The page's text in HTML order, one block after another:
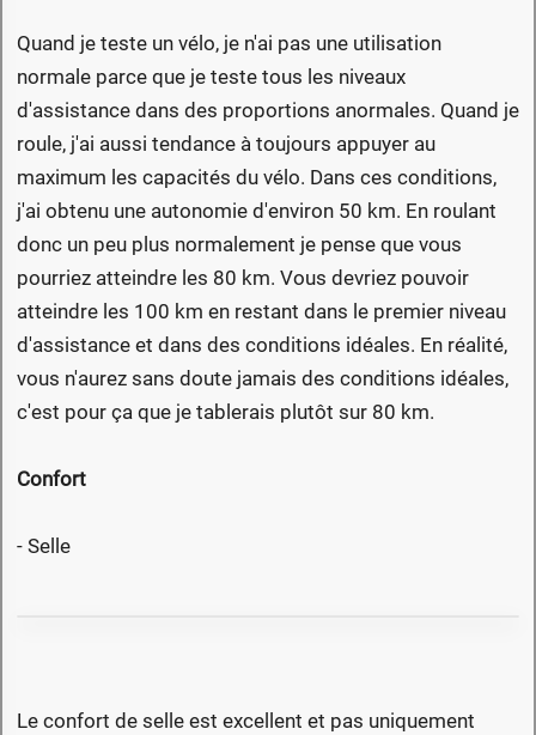
Quand je teste un vélo, je n'ai pas une utilisation
normale parce que je teste tous les niveaux
d'assistance dans des proportions anormales. Quand je
roule, j'ai aussi tendance à toujours appuyer au
maximum les capacités du vélo. Dans ces conditions,
j'ai obtenu une autonomie d'environ 50 km. En roulant
donc un peu plus normalement je pense que vous
pourriez atteindre les 80 km. Vous devriez pouvoir
atteindre les 100 km en restant dans le premier niveau
d'assistance et dans des conditions idéales. En réalité,
vous n'aurez sans doute jamais des conditions idéales,
c'est pour ça que je tablerais plutôt sur 80 km.
Confort
- Selle
Le confort de selle est excellent et pas uniquement